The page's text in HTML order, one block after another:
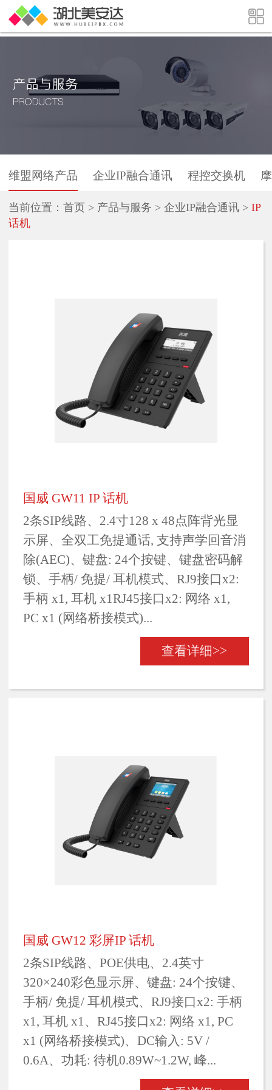
维盟网络产品 企业IP融合通讯 程控交换机
当前位置：首页 > 产品与服务 >企业IP融合通讯 >IP
话机
国威 GW11 IP 话机
2条SIP线路、2.4寸128 x 48点阵背光显
示屏、全双工免提通话, 支持声学回音消
除(AEC)、键盘: 24个按键、键盘密码解
锁、手柄/ 免提/ 耳机模式、RJ9接口x2:
手柄 x1, 耳机 x1RJ45接口x2: 网络 x1,
PC x1 (网络桥接模式)...
查看详细>>
国威 GW12 彩屏IP 话机
2条SIP线路、POE供电、2.4英寸
320×240彩色显示屏、键盘: 24个按键、
手柄/ 免提/ 耳机模式、RJ9接口x2: 手柄
x1, 耳机 x1、RJ45接口x2: 网络 x1, PC
x1 (网络桥接模式)、DC输入: 5V /
0.6A、功耗: 待机0.89W~1.2W, 峰...